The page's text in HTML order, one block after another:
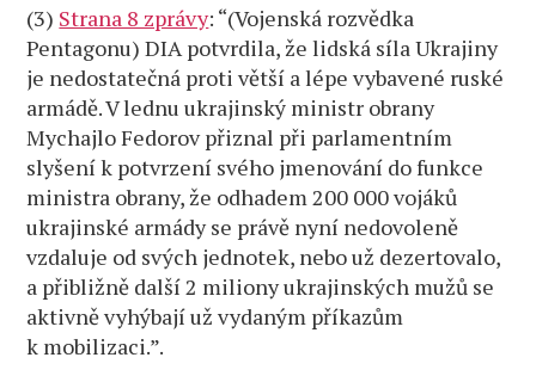
(3) Strana 8 zprávy: “(Vojenská rozvědka
Pentagonu) DIA potvrdila, že lidská síla Ukrajiny
je nedostatečná proti větší a lépe vybavené ruské
armádě. V lednu ukrajinský ministr obrany
Mychajlo Fedorov přiznal při parlamentním
slyšení k potvrzení svého jmenování do funkce
ministra obrany, že odhadem 200 000 vojáků
ukrajinské armády se právě nyní nedovoleně
vzdaluje od svých jednotek, nebo už dezertovalo,
a přibližně další 2 miliony ukrajinských mužů se
aktivně vyhýbají už vydaným příkazům
k mobilizaci.”.